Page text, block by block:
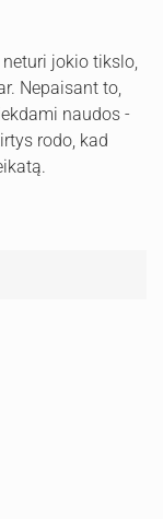
jokio tikslo,
Nepaisant to,
naudos -
rodo, kad